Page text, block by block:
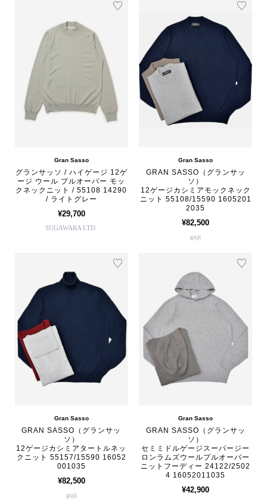
Gran Sasso
グランサッソ / ハイゲージ 12ゲ
ージ ウール プルオーバー モッ
クネックニット / 55108 14290
/ ライトグレー
¥29,700
SUGAWARA LTD.
Gran Sasso
GRAN SASSO（グランサッ
ソ）
12ゲージカシミアモックネック
ニット 55108/15590 1605201
2035
¥82,500
guji
Gran Sasso
GRAN SASSO（グランサッ
ソ）
12ゲージカシミアタートルネッ
クニット 55157/15590 16052
001035
¥82,500
guji
Gran Sasso
GRAN SASSO（グランサッ
ソ）
セミミドルゲージスーパージー
ロンラムズウールプルオーバー
ニットフーディー 24122/2502
4 16052011035
¥42,900